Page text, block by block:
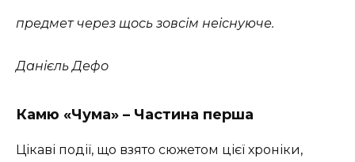
предмет через щось зовсім неіснуюче.
Данієль Дефо
Камю «Чума» – Частина перша
Цікаві події, що взято сюжетом цієї хроніки,